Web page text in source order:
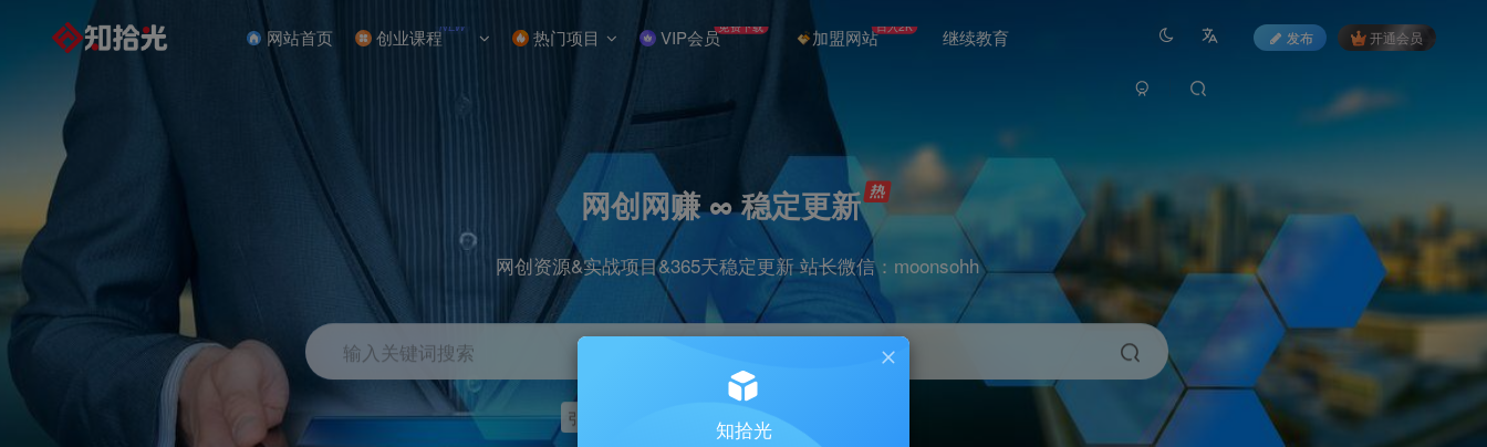
网站首页 创业课程NEW 热门项目 VIP会员免费下载 加盟网站日入2K 继续教育 发布 开通会员
网创网赚 ∞ 稳定更新
网创资源&实战项目&365天稳定更新 站长微信：moonsohh
输入关键词搜索
引流 快手
知拾光